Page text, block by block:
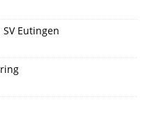
Eutingen